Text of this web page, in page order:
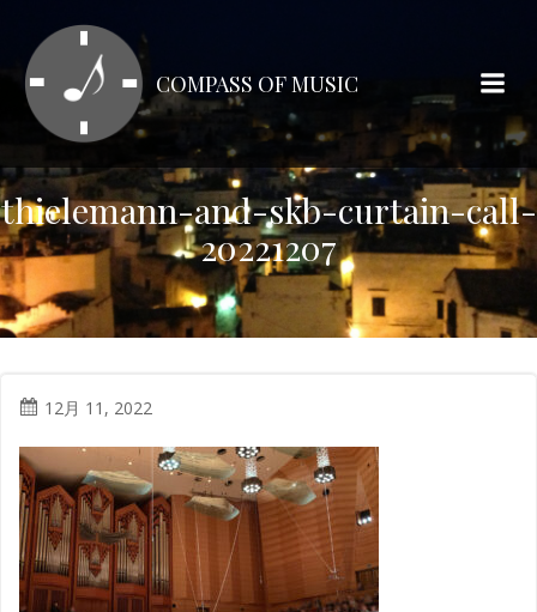
テ
ン
ツ
ス
キ
ッ
プ
COMPASS OF MUSIC
thielemann-and-skb-curtain-call-
20221207
12月 11, 2022